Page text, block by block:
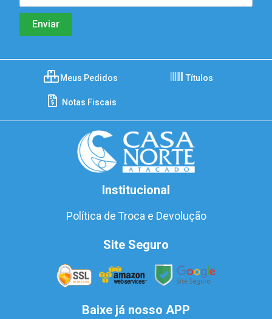
Meus Pedidos Títulos
Notas Fiscais
Institucional
Política de Troca e Devolução
Site Seguro
Baixe já nosso APP